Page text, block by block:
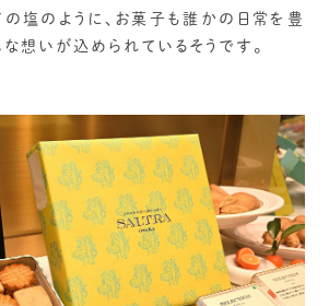
の塩のように、お菓子も誰かの日常を豊
な想いが込められているそうです。